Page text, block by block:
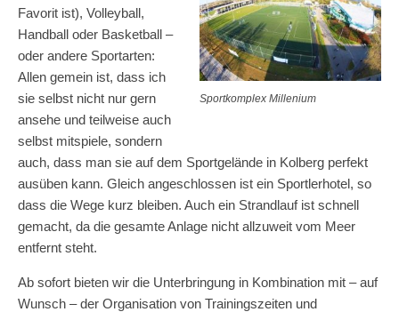
Sportkomplex Millenium
Favorit ist), Volleyball,
Handball oder Basketball –
oder andere Sportarten:
Allen gemein ist, dass ich
sie selbst nicht nur gern
ansehe und teilweise auch
selbst mitspiele, sondern
auch, dass man sie auf dem Sportgelände in Kolberg perfekt
ausüben kann. Gleich angeschlossen ist ein Sportlerhotel, so
dass die Wege kurz bleiben. Auch ein Strandlauf ist schnell
gemacht, da die gesamte Anlage nicht allzuweit vom Meer
entfernt steht.
Ab sofort bieten wir die Unterbringung in Kombination mit – auf
Wunsch – der Organisation von Trainingszeiten und